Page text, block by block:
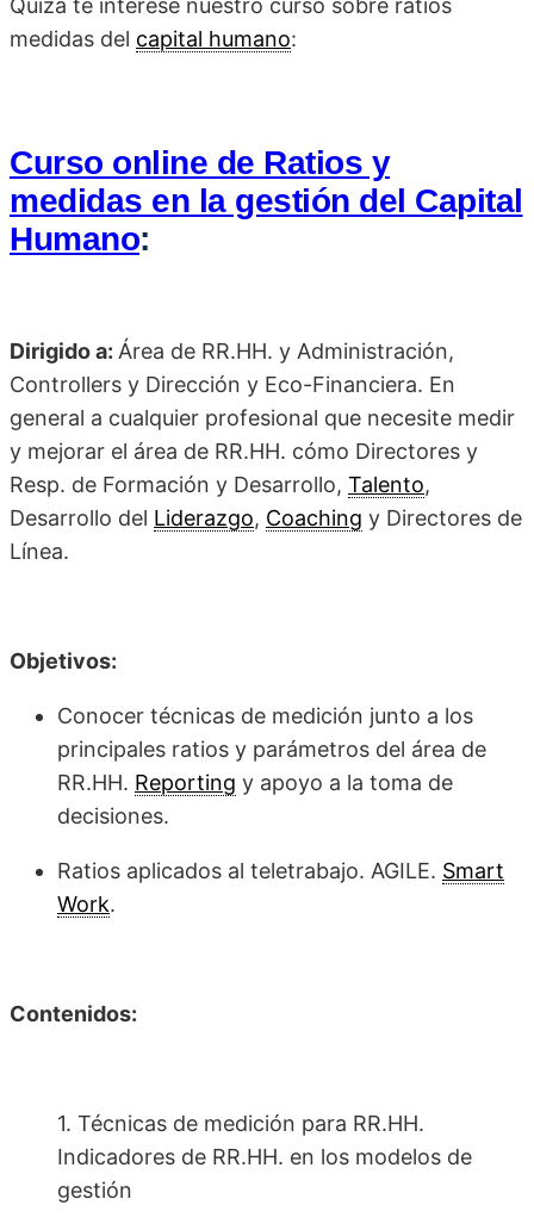
Quizá te interese nuestro curso sobre ratios
medidas del capital humano:
Curso online de Ratios y
medidas en la gestión del Capital
Humano:
Dirigido a: Área de RR.HH. y Administración,
Controllers y Dirección y Eco-Financiera. En
general a cualquier profesional que necesite medir
y mejorar el área de RR.HH. cómo Directores y
Resp. de Formación y Desarrollo, Talento,
Desarrollo del Liderazgo, Coaching y Directores de
Línea.
Objetivos:
Conocer técnicas de medición junto a los
principales ratios y parámetros del área de
RR.HH. Reporting y apoyo a la toma de
decisiones.
Ratios aplicados al teletrabajo. AGILE. Smart
Work.
Contenidos:
1. Técnicas de medición para RR.HH.
Indicadores de RR.HH. en los modelos de
gestión